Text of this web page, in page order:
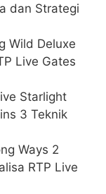
dan Strategi
Wild Deluxe
Live Gates
Starlight
3 Teknik
Ways 2
RTP Live